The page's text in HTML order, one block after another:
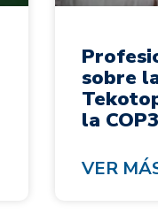
sobre
la
VER